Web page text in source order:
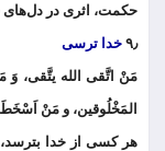
حکمت، اثری در دل‌های
۹٫ خدا ترسی
مَنْ اتَّقی الله یتَّقی،
المَخْلُوقین، و مَنْ
هر کسی از خدا بترسد،